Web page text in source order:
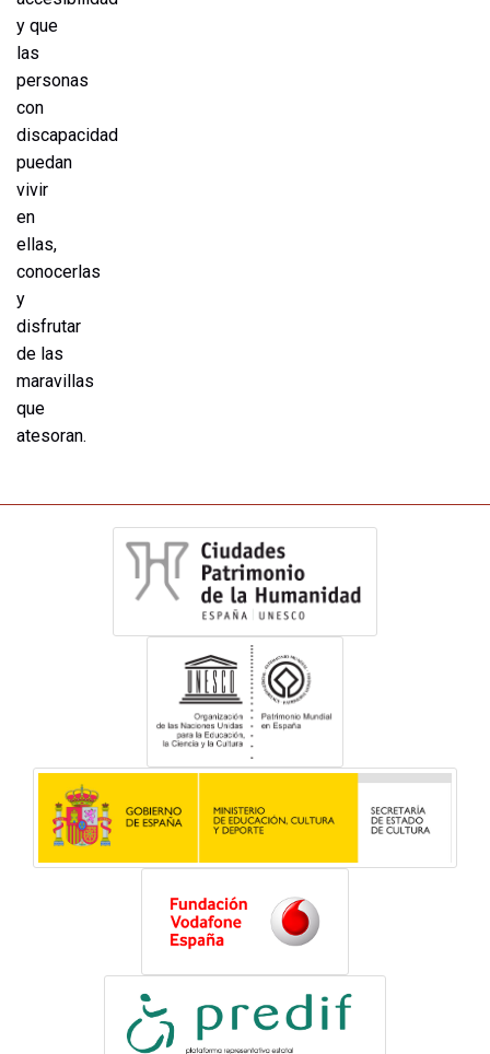
y que
las
personas
con
discapacidad
puedan
vivir
en
ellas,
conocerlas
y
disfrutar
de las
maravillas
que
atesoran.